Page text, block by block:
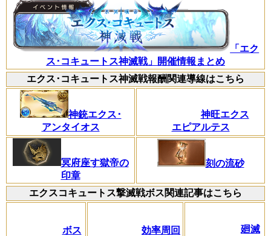
「エク
ス･コキュートス神滅戦」開催情報まとめ
エクス･コキュートス神滅戦報酬関連導線はこちら
神銃エクス･
アンタイオス
神旺エクス
エピアルテス
冥府座す獄帝の
印章
刻の流砂
エクスコキュートス撃滅戦ボス関連記事はこちら
ボス
効率周回
廻滅